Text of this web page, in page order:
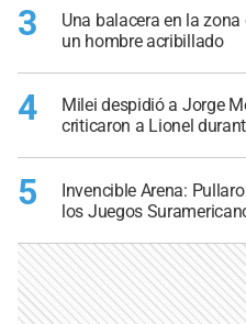
3
Una balacera en la
un hombre acribillado
4
Milei despidió a Jorge
criticaron a Lionel
5
Invencible Arena:
los Juegos